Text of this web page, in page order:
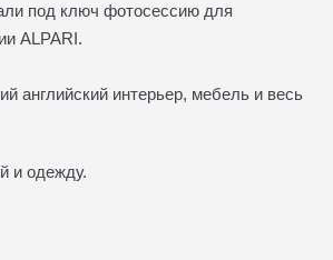
под ключ фотосессию для
ALPARI.
английский интерьер, мебель и весь
и одежду.